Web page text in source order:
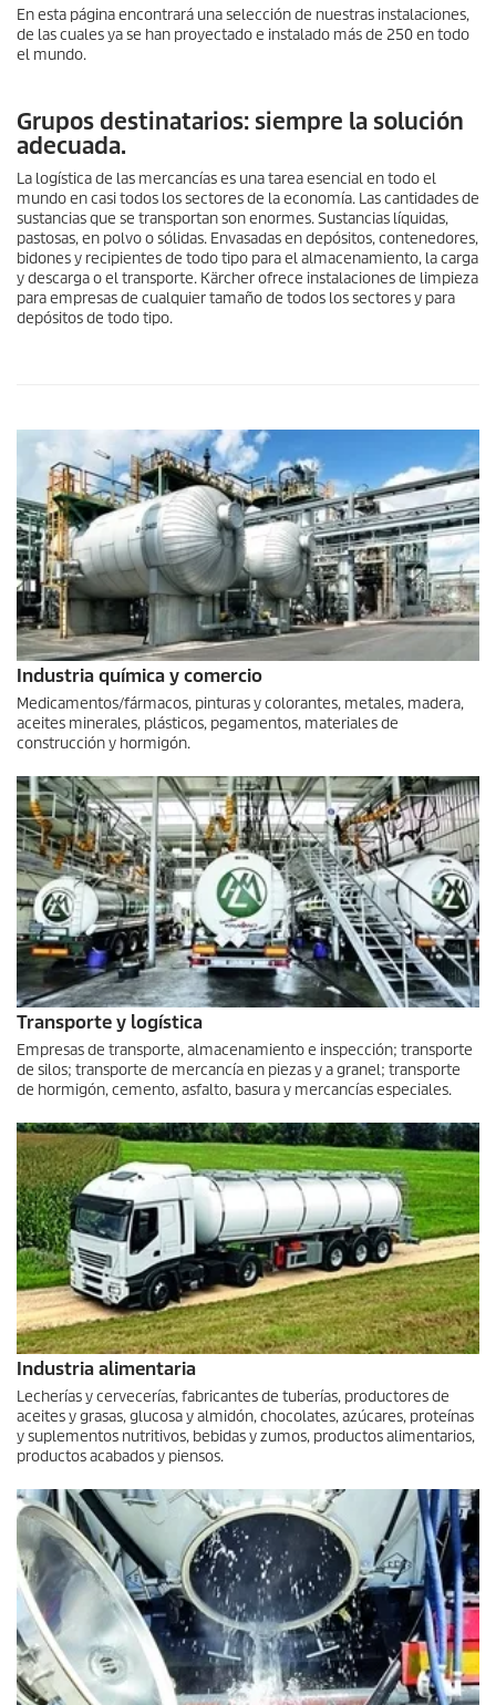
En esta página encontrará una selección de nuestras instalaciones,
de las cuales ya se han proyectado e instalado más de 250 en todo
el mundo.
Grupos destinatarios: siempre la solución
adecuada.
La logística de las mercancías es una tarea esencial en todo el
mundo en casi todos los sectores de la economía. Las cantidades de
sustancias que se transportan son enormes. Sustancias líquidas,
pastosas, en polvo o sólidas. Envasadas en depósitos, contenedores,
bidones y recipientes de todo tipo para el almacenamiento, la carga
y descarga o el transporte. Kärcher ofrece instalaciones de limpieza
para empresas de cualquier tamaño de todos los sectores y para
depósitos de todo tipo.
Industria química y comercio
Medicamentos/fármacos, pinturas y colorantes, metales, madera,
aceites minerales, plásticos, pegamentos, materiales de
construcción y hormigón.
Transporte y logística
Empresas de transporte, almacenamiento e inspección; transporte
de silos; transporte de mercancía en piezas y a granel; transporte
de hormigón, cemento, asfalto, basura y mercancías especiales.
Industria alimentaria
Lecherías y cervecerías, fabricantes de tuberías, productores de
aceites y grasas, glucosa y almidón, chocolates, azúcares, proteínas
y suplementos nutritivos, bebidas y zumos, productos alimentarios,
productos acabados y piensos.